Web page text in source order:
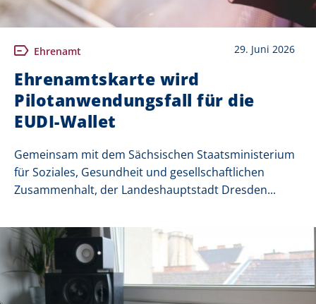
Ehrenamt 29. Juni 2026
Ehrenamtskarte wird
Pilotanwendungsfall für die
EUDI-Wallet
Gemeinsam mit dem Sächsischen Staatsministerium
für Soziales, Gesundheit und gesellschaftlichen
Zusammenhalt, der Landeshauptstadt Dresden...